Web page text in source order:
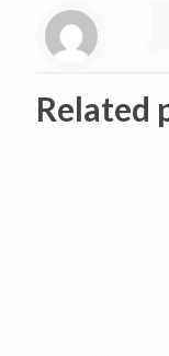
Related